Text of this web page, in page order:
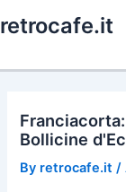
to
retrocafe.it
Bollicine
By retrocafe.it /